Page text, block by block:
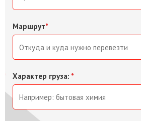
Маршрут*
Характер груза: *